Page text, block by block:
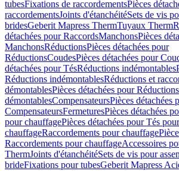
tubesFixations de raccordementsPièces
raccordementsJoints d'étanchéitéSets de vis
bridesGeberit Mapress ThermTuyaux Therm
détachées pour RaccordsManchonsPièces
ManchonsRéductionsPièces détachées pour
RéductionsCoudesPièces détachées pour
détachées pour TésRéductions indémontables
Réductions indémontablesRéductions et
démontablesPièces détachées pour
démontablesCompensateursPièces détachées
CompensateursFermeturesPièces détachées
pour chauffagePièces détachées pour Tés pour
chauffageRaccordements pour chauffage
Raccordements pour chauffageAccessoires
ThermJoints d'étanchéitéSets de vis pour
brideFixations pour tubesGeberit Mapress